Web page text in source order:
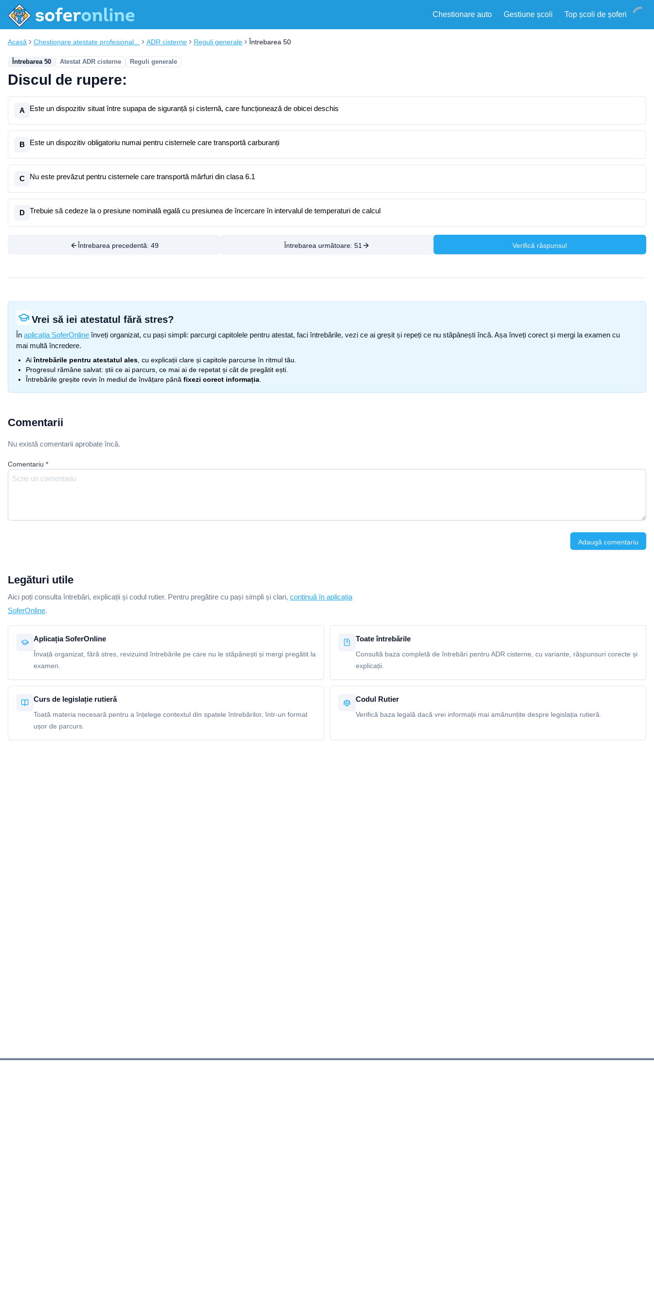
Chestionare auto Gestiune școli Top școli de șoferi
Acasă Chestionare atestate profesional... ADR cisterne Reguli generale Întrebarea 50
Întrebarea 50 Atestat ADR cisterne Reguli generale
Discul de rupere:
A Este un dispozitiv situat între supapa de siguranță și cisternă, care funcționează de obicei deschis
B Este un dispozitiv obligatoriu numai pentru cisternele care transportă carburanți
C Nu este prevăzut pentru cisternele care transportă mărfuri din clasa 6.1
D Trebuie să cedeze la o presiune nominală egală cu presiunea de încercare în intervalul de temperaturi de calcul
Întrebarea precedentă: 49 Întrebarea următoare: 51 Verifică răspunsul
Vrei să iei atestatul fără stres?
În aplicația SoferOnline înveți organizat, cu pași simpli: parcurgi capitolele pentru atestat, faci întrebările, vezi ce ai greșit și repeți ce nu stăpânești încă. Așa înveți corect și mergi la examen cu
mai multă încredere.
Aiîntrebările pentru atestatul ales , cu explicații clare și capitole parcurse în ritmul tău.
Progresul rămâne salvat: știi ce ai parcurs, ce mai ai de repetat și cât de pregătit ești.
Întrebările greșite revin în mediul de învățare până fixezi corect informația
Comentarii
Nu există comentarii aprobate încă.
Comentariu *
Adaugă comentariu
Legături utile
Aici poți consulta întrebări, explicații și codul rutier. Pentru pregătire cu pași simpli și clari, continuă în aplicația
SoferOnline.
Aplicația SoferOnline
Învață organizat, fără stres, revizuind întrebările pe care nu le stăpânești și mergi pregătit la
examen.
Toate întrebările
Consultă baza completă de întrebări pentru ADR cisterne, cu variante, răspunsuri corecte și
explicații.
Curs de legislație rutieră
Toată materia necesară pentru a înțelege contextul din spatele întrebărilor, într-un format
ușor de parcurs.
Codul Rutier
Verifică baza legală dacă vrei informații mai amănunțite despre legislația rutieră.